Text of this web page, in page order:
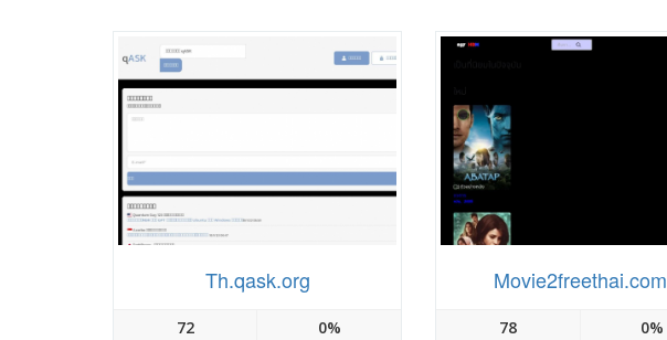
Th.qask.org
72 0%
Movie2freethai.com
78 0%